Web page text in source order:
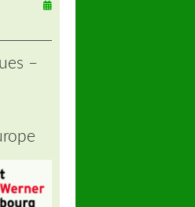
–